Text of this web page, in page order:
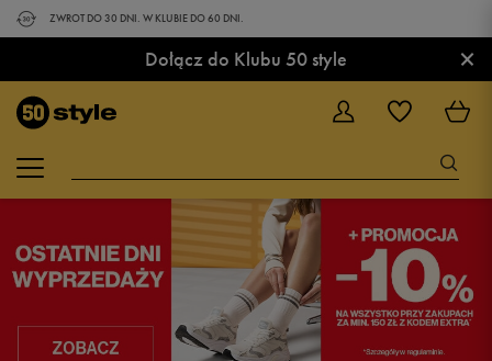
ZWROT DO 30 DNI. W KLUBIE DO 60 DNI.
Dołącz do Klubu 50 style ×